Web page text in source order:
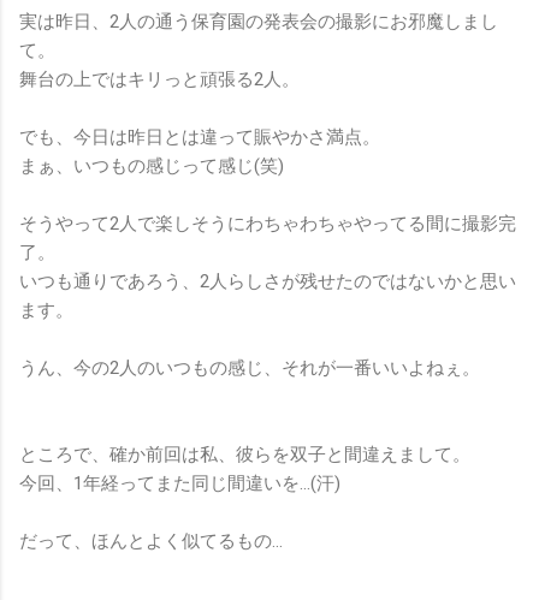
実は昨日、2人の通う保育園の発表会の撮影にお邪魔しまし
て。
舞台の上ではキリっと頑張る2人。
でも、今日は昨日とは違って賑やかさ満点。
まぁ、いつもの感じって感じ(笑)
そうやって2人で楽しそうにわちゃわちゃやってる間に撮影完
了。
いつも通りであろう、2人らしさが残せたのではないかと思い
ます。
うん、今の2人のいつもの感じ、それが一番いいよねぇ。
ところで、確か前回は私、彼らを双子と間違えまして。
今回、1年経ってまた同じ間違いを…(汗)
だって、ほんとよく似てるもの…